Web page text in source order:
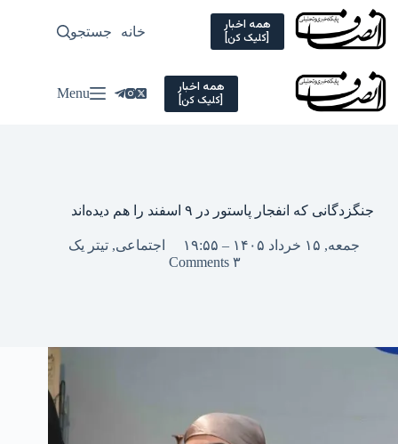
Skip
content
همه اخبار
[کلیک کن] خانه سیاسی
جستجو
همه اخبار
[کلیک کن] Menu
جنگزدگانی که انفجار پاستور در ۹ اسفند را هم دیده‌اند
جمعه, ۱۵ خرداد ۱۴۰۵ – ۱۹:۵۵ اجتماعی,تیتر یک
۳ Comments